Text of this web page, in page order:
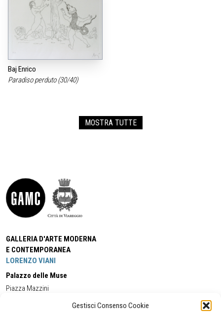
Gestisci Consenso Cookie
Baj Enrico
Paradiso perduto (30/40)
MOSTRA TUTTE
GALLERIA D'ARTE MODERNA
E CONTEMPORANEA
LORENZO VIANI
Palazzo delle Muse
Piazza Mazzini
Cell:+39 338 5714978 (orario apertura Galleria)